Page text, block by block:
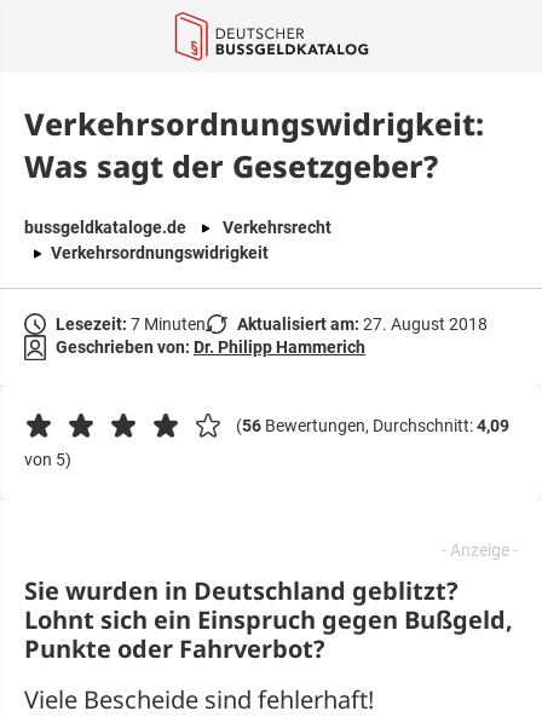
Verkehrsordnungswidrigkeit:
Was sagt der Gesetzgeber?
bussgeldkataloge.de
Verkehrsrecht
Verkehrsordnungswidrigkeit
Lesezeit: 7 Minuten Aktualisiert am: 27. August 2018
Geschrieben von: Dr. Philipp Hammerich
(56 Bewertungen, Durchschnitt:4,09
von 5)
Sie wurden in Deutschland geblitzt?
Lohnt sich ein Einspruch gegen Bußgeld,
Punkte oder Fahrverbot?
Viele Bescheide sind fehlerhaft!